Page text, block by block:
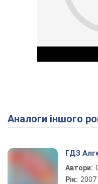
Аналоги іншого
ГДЗ
Автори:
Рік: 2007